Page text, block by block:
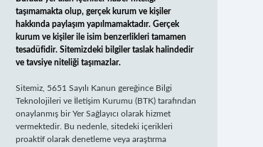
taşımamakta olup, gerçek kurum ve kişiler
hakkında paylaşım yapılmamaktadır. Gerçek
kurum ve kişiler ile isim benzerlikleri tamamen
tesadüfidir. Sitemizdeki bilgiler taslak halindedir
ve tavsiye niteliği taşımazlar.
Sitemiz, 5651 Sayılı Kanun gereğince Bilgi
Teknolojileri ve İletişim Kurumu (BTK) tarafından
onaylanmış bir Yer Sağlayıcı olarak hizmet
vermektedir. Bu nedenle, sitedeki içerikleri
proaktif olarak denetleme veya araştırma